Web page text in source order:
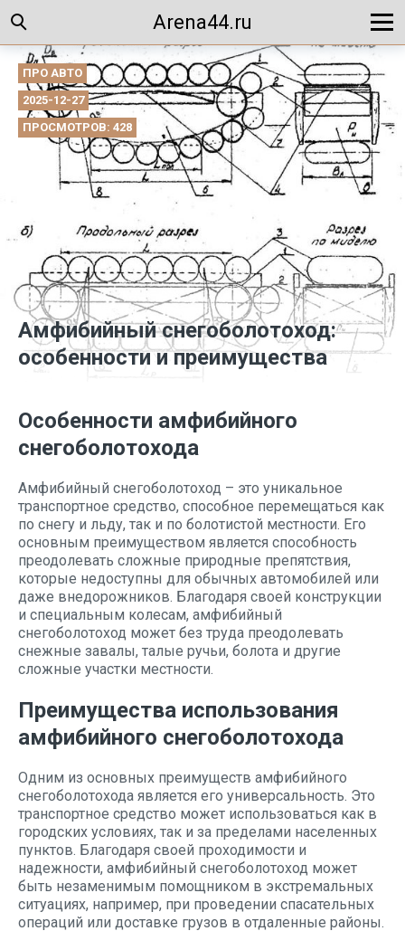
Arena44.ru
ПРО АВТО
2025-12-27
ПРОСМОТРОВ: 428
Амфибийный снегоболотоход:
особенности и преимущества
Особенности амфибийного
снегоболотохода
Амфибийный снегоболотоход – это уникальное
транспортное средство, способное перемещаться как
по снегу и льду, так и по болотистой местности. Его
основным преимуществом является способность
преодолевать сложные природные препятствия,
которые недоступны для обычных автомобилей или
даже внедорожников. Благодаря своей конструкции
и специальным колесам, амфибийный
снегоболотоход может без труда преодолевать
снежные завалы, талые ручьи, болота и другие
сложные участки местности.
Преимущества использования
амфибийного снегоболотохода
Одним из основных преимуществ амфибийного
снегоболотохода является его универсальность. Это
транспортное средство может использоваться как в
городских условиях, так и за пределами населенных
пунктов. Благодаря своей проходимости и
надежности, амфибийный снегоболотоход может
быть незаменимым помощником в экстремальных
ситуациях, например, при проведении спасательных
операций или доставке грузов в отдаленные районы.